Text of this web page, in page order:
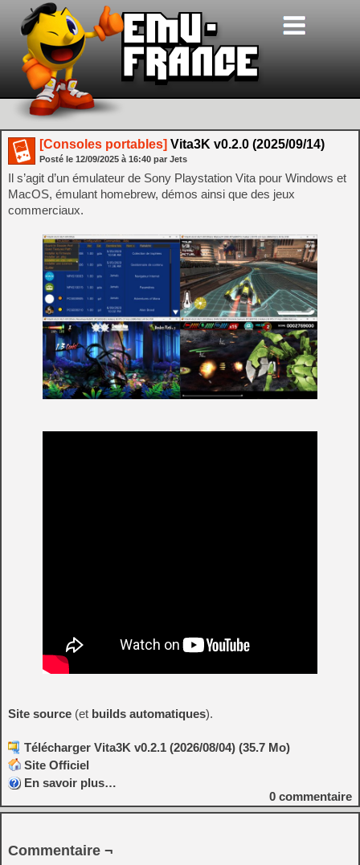
[Consoles portables] Vita3K v0.2.0 (2025/09/14)
Posté le 12/09/2025 à 16:40 par Jets
Il s’agit d’un émulateur de Sony Playstation Vita pour Windows et
MacOS, émulant homebrew, démos ainsi que des jeux
commerciaux.
Site source (et builds automatiques).
Télécharger Vita3K v0.2.1 (2026/08/04) (35.7 Mo)
Site Officiel
En savoir plus…
0 commentaire
Commentaire ¬